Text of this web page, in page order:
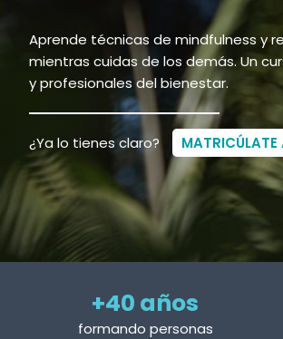
Aprende técnicas de mindfulness y
mientras cuidas de los demás. Un
y profesionales del bienestar.
¿Ya lo tienes claro?
+40 años
formando personas